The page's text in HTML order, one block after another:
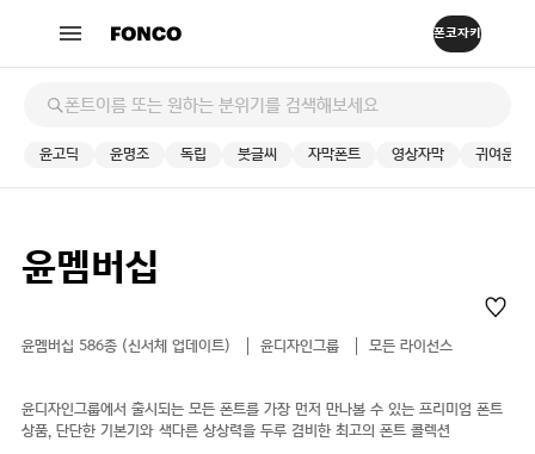
윤고딕 윤명조 독립 붓글씨 자막폰트 영상자막 귀여운
윤멤버십
윤멤버십 586종 (신서체 업데이트) 윤디자인그룹 모든 라이선스
윤디자인그룹에서 출시되는 모든 폰트를 가장 먼저 만나볼 수 있는 프리미엄 폰트
상품, 단단한 기본기와 색다른 상상력을 두루 겸비한 최고의 폰트 콜렉션